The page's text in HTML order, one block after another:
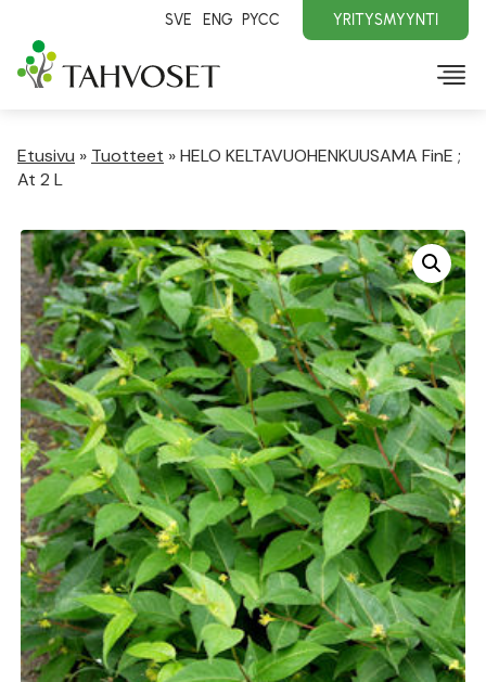
SVE ENG PYCC YRITYSMYYNTI
Etusivu » Tuotteet »HELO KELTAVUOHENKUUSAMA FinE ;
At 2 L